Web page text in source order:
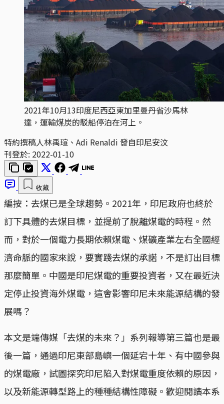
2021年10月13印度尼西亞東加里曼丹省沙馬林
達，運輸煤炭的駁船停泊在河上。
特約撰稿人林禹瑄、Adi Renaldi 發自印尼安汶
刊登於: 2022-01-10
收藏
編按：去煤已是全球趨勢。2021年，印尼政府也終於
訂下具體的去煤目標，並提前了脫離煤電的時程。然
而，對於一個電力長期依賴煤電、煤礦產業左右全國經
濟命脈的國家來說，要實踐去煤的承諾，不是訂出目標
那麼簡單。中國是印尼煤電的重要投資者，又在最近決
定停止投資海外煤電，這會影響印尼未來能源結構的發
展嗎？
本文是端傳媒「去煤的未來？」系列報導第三篇也是最
後一篇，通過印尼東部島嶼一個延宕十年、有中國參與
的煤電廠，試圖探究印尼陷入對煤電重度依賴的原因，
以及新能源轉型路上的種種結構性障礙。歡迎閱讀本系